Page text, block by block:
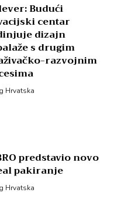
Budući
centar
dizajn
s drugim
razvojnim
Hrvatska
predstavio novo
pakiranje
Hrvatska